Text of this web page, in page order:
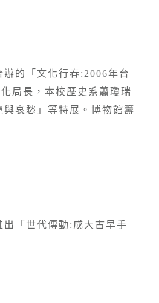
的「文化行春:2006年台
局長，本校歷史系蕭瓊瑞
哀愁」等特展。博物館籌
「世代傳動:成大古早手